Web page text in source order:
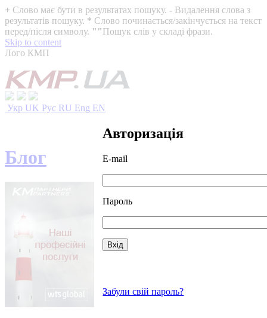
+ Слово має бути в результатах пошуку. - Видалення слова з
результатів пошуку. * Слово починається/закінчується на текст
перед/після символу. ""Пошук слів у складі фрази.
Skip to content
Лого КМП
Укр UK Рус RU Eng EN
Авторизація
E-mail
Пароль
Забули свій пароль?
Блог